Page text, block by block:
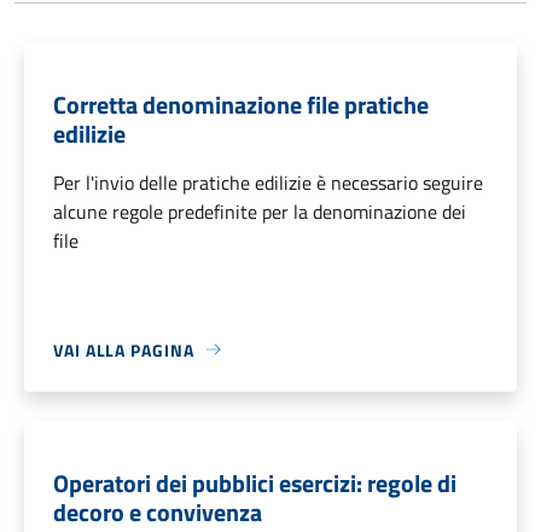
Corretta denominazione file pratiche
edilizie
Per l'invio delle pratiche edilizie è necessario seguire
alcune regole predefinite per la denominazione dei
file
VAI ALLA PAGINA
Operatori dei pubblici esercizi: regole di
decoro e convivenza